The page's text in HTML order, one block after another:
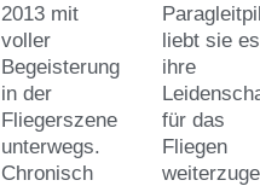
2013 mit
voller
Begeisterung
in der
Fliegerszene
unterwegs.
Chronisch
liebt sie
ihre
für das
Fliegen